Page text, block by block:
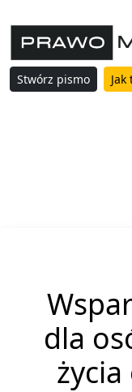
Stwórz pismo Jak
dla